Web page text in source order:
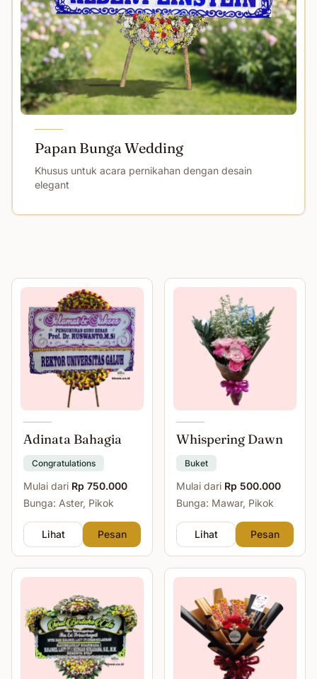
Papan Bunga Wedding
Khusus untuk acara pernikahan dengan desain
elegant
Adinata Bahagia
Congratulations
Mulai dari Rp 750.000
Bunga: Aster, Pikok
Lihat Pesan
Whispering Dawn
Buket
Mulai dari Rp 500.000
Bunga: Mawar, Pikok
Lihat Pesan